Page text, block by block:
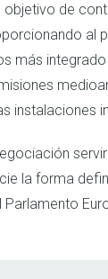
de
al
más
instalaciones
la forma
Parlamento